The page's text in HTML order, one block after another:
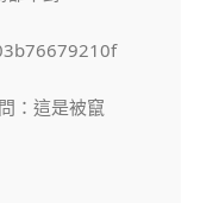
：這是被竄